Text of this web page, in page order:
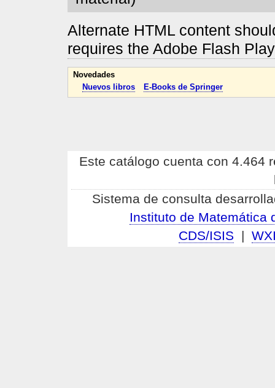
Alternate HTML content
requires the Adobe Flash
Novedades
Nuevos libros
E-Books de Springer
Este catálogo cuenta con 4.464
Sistema de consulta
Instituto de Matemática
CDS/ISIS |